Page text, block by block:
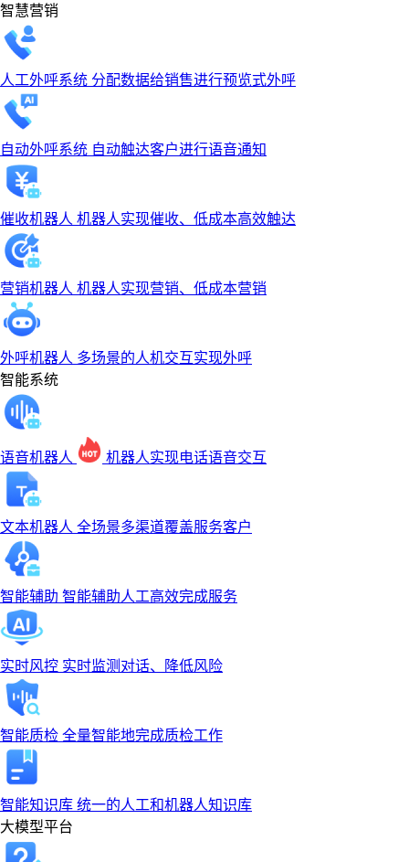
智慧营销
人工外呼系统 分配数据给销售进行预览式外呼
自动外呼系统 自动触达客户进行语音通知
催收机器人 机器人实现催收、低成本高效触达
营销机器人 机器人实现营销、低成本营销
外呼机器人 多场景的人机交互实现外呼
智能系统
语音机器人 机器人实现电话语音交互
文本机器人 全场景多渠道覆盖服务客户
智能辅助 智能辅助人工高效完成服务
实时风控 实时监测对话、降低风险
智能质检 全量智能地完成质检工作
智能知识库 统一的人工和机器人知识库
大模型平台